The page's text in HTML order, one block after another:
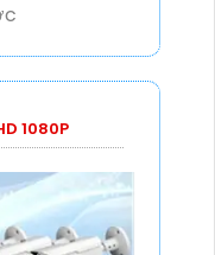
1080P